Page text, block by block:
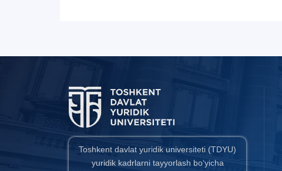
Toshkent davlat yuridik universiteti (TDYU)
yuridik kadrlarni tayyorlash bo‘yicha